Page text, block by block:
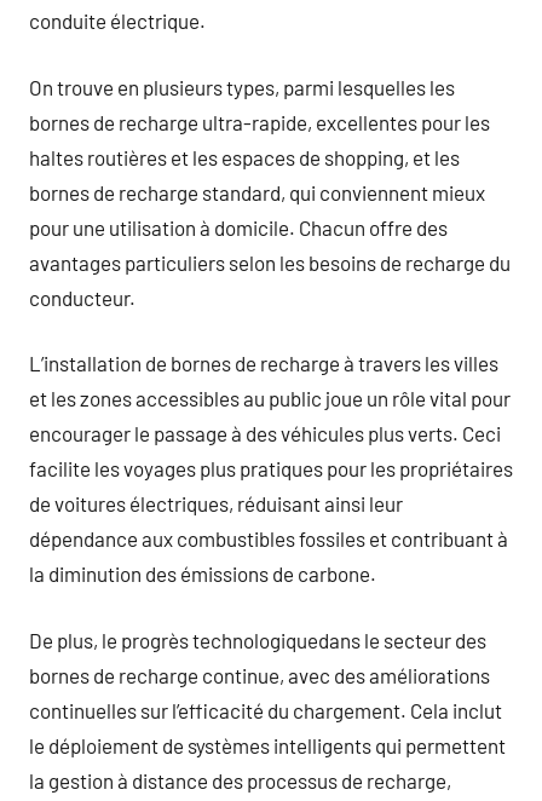
conduite électrique.
On trouve en plusieurs types, parmi lesquelles les
bornes de recharge ultra-rapide, excellentes pour les
haltes routières et les espaces de shopping, et les
bornes de recharge standard, qui conviennent mieux
pour une utilisation à domicile. Chacun offre des
avantages particuliers selon les besoins de recharge du
conducteur.
L’installation de bornes de recharge à travers les villes
et les zones accessibles au public joue un rôle vital pour
encourager le passage à des véhicules plus verts. Ceci
facilite les voyages plus pratiques pour les propriétaires
de voitures électriques, réduisant ainsi leur
dépendance aux combustibles fossiles et contribuant à
la diminution des émissions de carbone.
De plus, le progrès technologiquedans le secteur des
bornes de recharge continue, avec des améliorations
continuelles sur l’efficacité du chargement. Cela inclut
le déploiement de systèmes intelligents qui permettent
la gestion à distance des processus de recharge,